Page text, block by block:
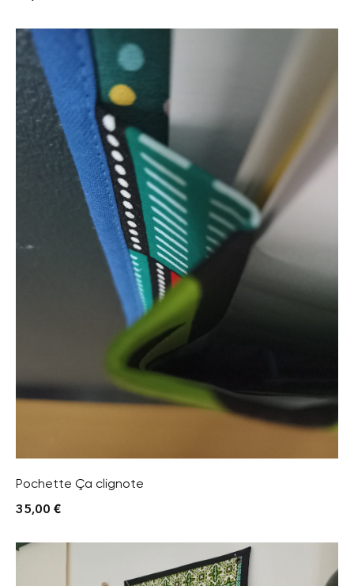
Pochette Ça clignote
35,00 €